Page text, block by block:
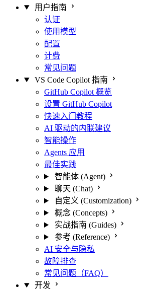
用户指南
认证
使用模型
配置
计费
常见问题
VS Code Copilot 指南
GitHub Copilot 概览
设置 GitHub Copilot
快速入门教程
AI 驱动的内联建议
智能操作
Agents 应用
最佳实践
智能体 (Agent)
聊天 (Chat)
自定义 (Customization)
概念 (Concepts)
实战指南 (Guides)
参考 (Reference)
AI 安全与隐私
故障排查
常见问题（FAQ）
开发